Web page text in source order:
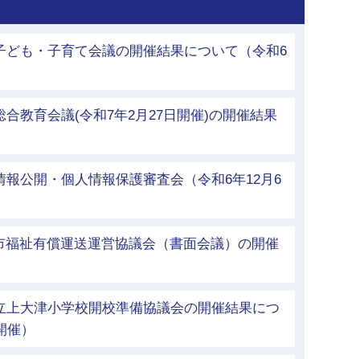
ども・子育て会議の開催結果について（令和6
合教育会議(令和7年2月27日開催)の開催結果
報公開・個人情報保護審査会（令和6年12月6
祉有償運送運営協議会（書面会議）の開催
上大津小学校開校準備協議会の開催結果につ
）